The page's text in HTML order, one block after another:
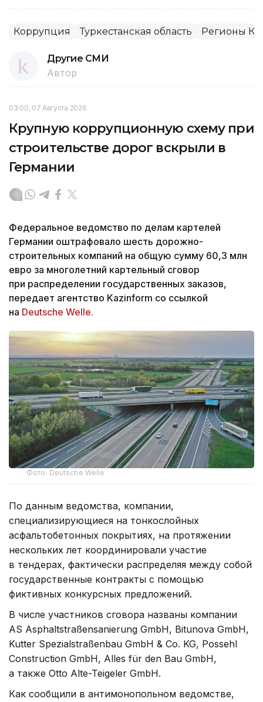
Коррупция Туркестанская область Регионы
Другие СМИ
Автор
03:00, 07 Августа 2026
Крупную коррупционную схему при
строительстве дорог вскрыли в
Германии
Федеральное ведомство по делам картелей
Германии оштрафовало шесть дорожно-
строительных компаний на общую сумму 60,3 млн
евро за многолетний картельный сговор
при распределении государственных заказов,
передает агентство Kazinform со ссылкой
на Deutsche Welle.
Фото: Deutsche Welle
По данным ведомства, компании,
специализирующиеся на тонкослойных
асфальтобетонных покрытиях, на протяжении
нескольких лет координировали участие
в тендерах, фактически распределяя между собой
государственные контракты с помощью
фиктивных конкурсных предложений.
В числе участников сговора названы компании
AS Asphaltstraßensanierung GmbH, Bitunova GmbH,
Kutter Spezialstraßenbau GmbH & Co. KG, Possehl
Construction GmbH, Alles für den Bau GmbH,
а также Otto Alte-Teigeler GmbH.
Как сообщили в антимонопольном ведомстве,